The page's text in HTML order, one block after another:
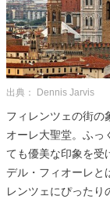
出典： Dennis Jarvis
フィレンツェの街の
オーレ大聖堂。ふっ
ても優美な印象を受
デル・フィオーレと
レンツェにぴったり